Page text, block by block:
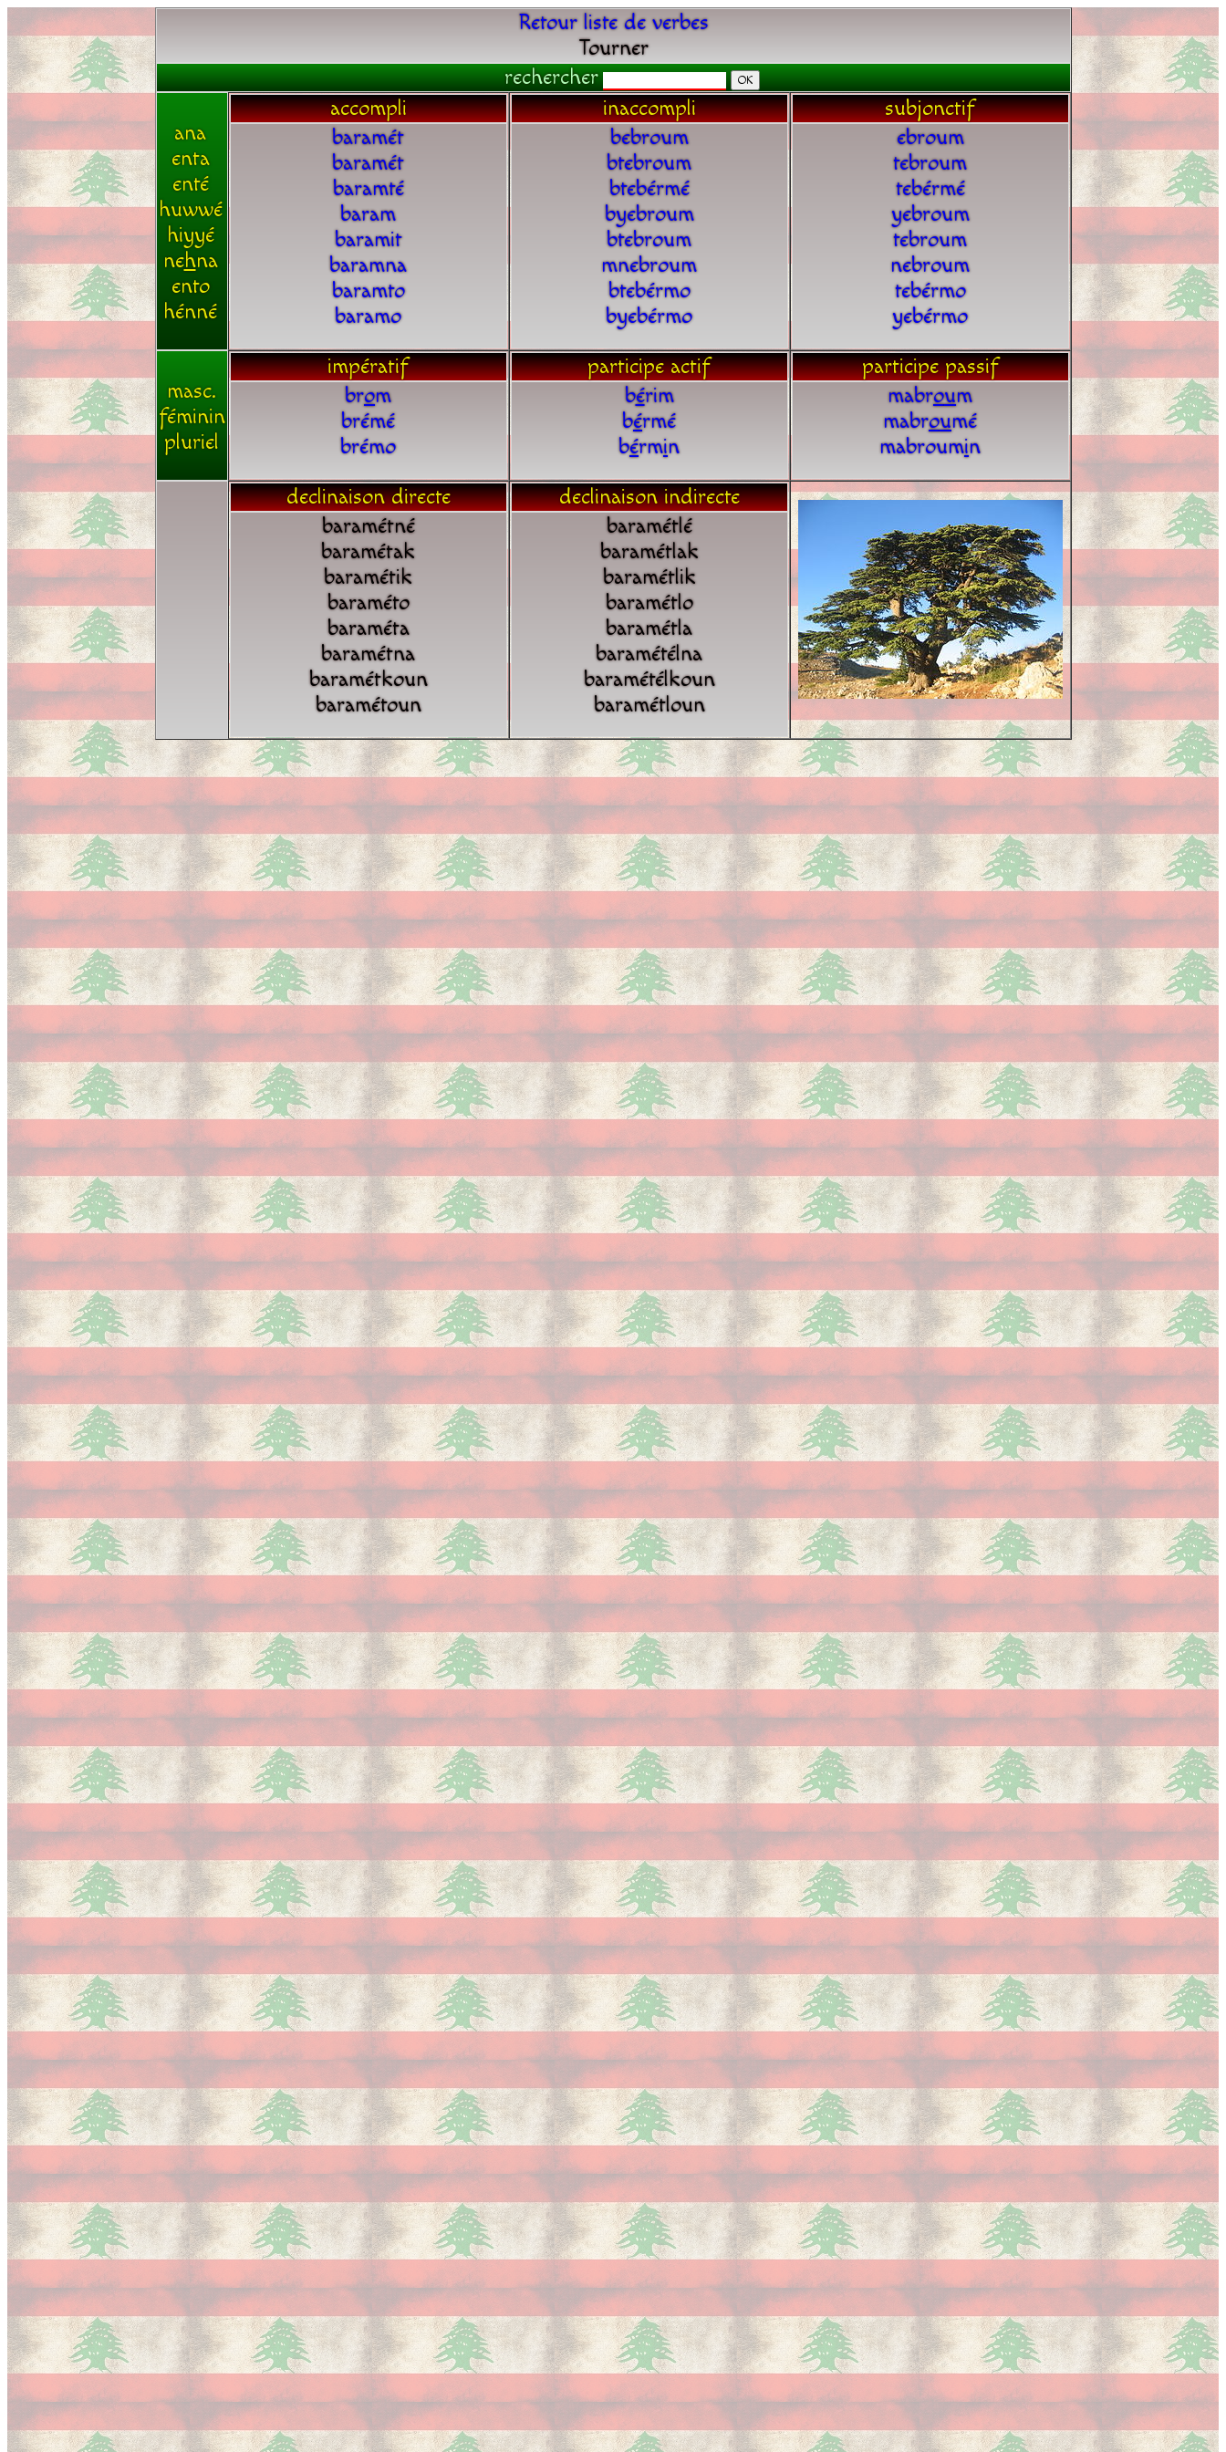
Retour liste de verbes
Tourner
rechercher
ana
enta
enté
huwwé
hiyyé
nehna
ento
hénné
accompli
baramét
baramét
baramté
baram
baramit
baramna
baramto
baramo
inaccompli
bebroum
btebroum
btebérmé
byebroum
btebroum
mnebroum
btebérmo
byebérmo
subjonctif
ebroum
tebroum
tebérmé
yebroum
tebroum
nebroum
tebérmo
yebérmo
masc.
féminin
pluriel
impératif
brom
brémé
brémo
participe actif
bérim
bérmé
bérmin
participe passif
mabroum
mabroumé
mabroumin
declinaison directe
baramétné
baramétak
baramétik
baraméto
baraméta
baramétna
baramétkoun
baramétoun
declinaison indirecte
baramétlé
baramétlak
baramétlik
baramétlo
baramétla
baramétélna
baramétélkoun
baramétloun